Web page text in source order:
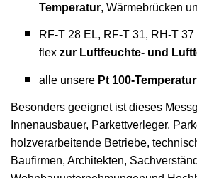
Temperatur, Wärmebrücken
RF-T 28 EL, RF-T 31, RH-T
flex zur Luftfeuchte- und
alle unsere Pt 100-
Besonders geeignet ist dieses
Innenausbauer, Parkettverleger,
holzverarbeitende Betriebe,
Baufirmen, Architekten,